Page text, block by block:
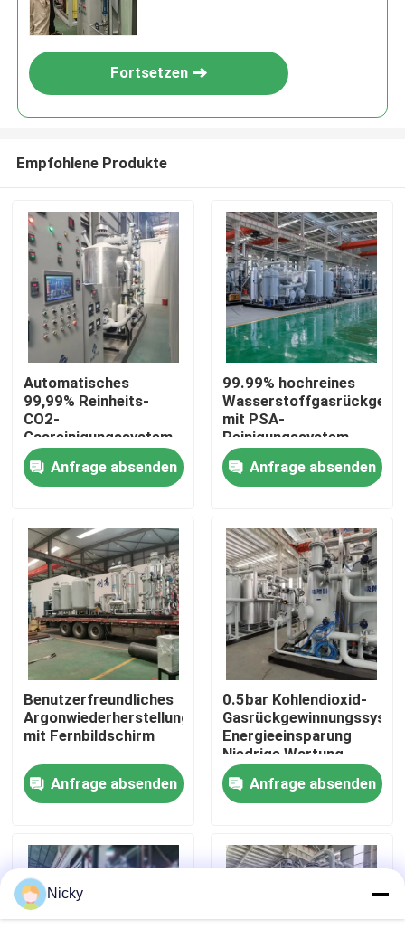
Zu Hause
Produkte
Werksbesichtigung
Qualitätskontrolle
Kontakt mit uns
Bitte um ein Angebot
PSA-Stickstoffgasgeneratoren
Hoher Reinheitsgrad-Stickstoff-Generator
Fortsetzen
Empfohlene Produkte
Automatisches
99,99% Reinheits-
CO2-
Gasreinigungssystem
mit Gasreiniger
Anfrage absenden
99.99% hochreines
mit PSA-
Reinigungssystem
Anfrage absenden
Benutzerfreundliches
Argonwiederherstellungssystem
mit Fernbildschirm
Anfrage absenden
0.5bar Kohlendioxid-
Energieeinsparung
Niedrige Wartung
Anfrage absenden
Nicky